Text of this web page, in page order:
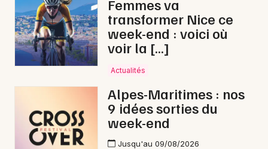
Femmes va
transformer Nice ce
week-end : voici où
voir la […]
Actualités
Alpes-Maritimes : nos
9 idées sorties du
week-end
Jusqu'au 09/08/2026